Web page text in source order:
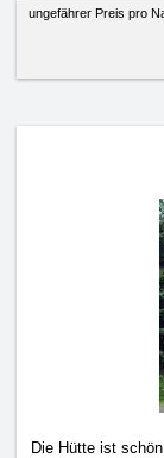
ungefährer Preis pro
Die Hütte ist